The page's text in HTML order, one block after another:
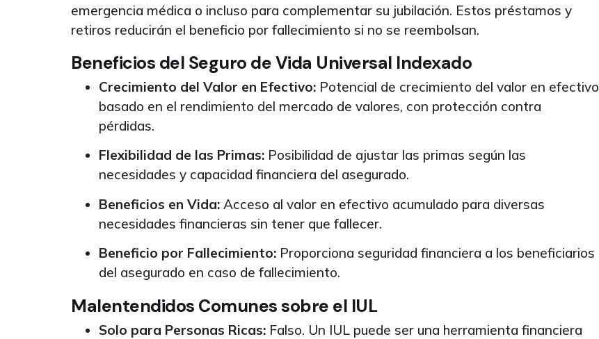
emergencia médica o incluso para complementar su jubilación. Estos préstamos y
retiros reducirán el beneficio por fallecimiento si no se reembolsan.
Beneficios del Seguro de Vida Universal Indexado
Crecimiento del Valor en Efectivo: Potencial de crecimiento del valor en efectivo
basado en el rendimiento del mercado de valores, con protección contra
pérdidas.
Flexibilidad de las Primas: Posibilidad de ajustar las primas según las
necesidades y capacidad financiera del asegurado.
Beneficios en Vida: Acceso al valor en efectivo acumulado para diversas
necesidades financieras sin tener que fallecer.
Beneficio por Fallecimiento: Proporciona seguridad financiera a los beneficiarios
del asegurado en caso de fallecimiento.
Malentendidos Comunes sobre el IUL
Solo para Personas Ricas: Falso. Un IUL puede ser una herramienta financiera